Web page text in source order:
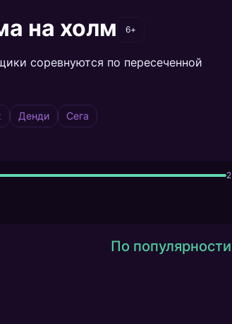
на холм 6+
соревнуются по пересеченной
Денди Сега
2
По популярности